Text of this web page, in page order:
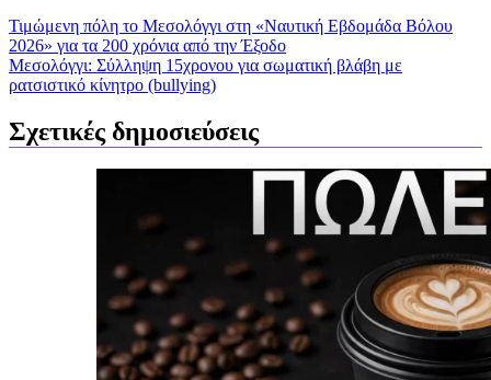
Τιμώμενη πόλη το Μεσολόγγι στη «Ναυτική Εβδομάδα Βόλου
2026» για τα 200 χρόνια από την Έξοδο
Μεσολόγγι: Σύλληψη 15χρονου για σωματική βλάβη με
ρατσιστικό κίνητρο (bullying)
Σχετικές δημοσιεύσεις